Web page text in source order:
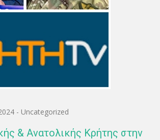
- Uncategorized
& Ανατολικής Κρήτης στην